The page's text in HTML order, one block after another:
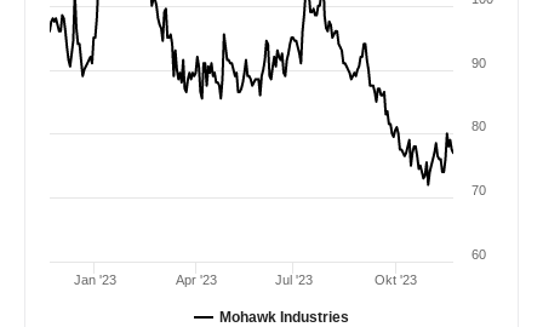
Mohawk Industries
Jan '23 Apr '23 Jul '23 Okt '23
60
70
80
90